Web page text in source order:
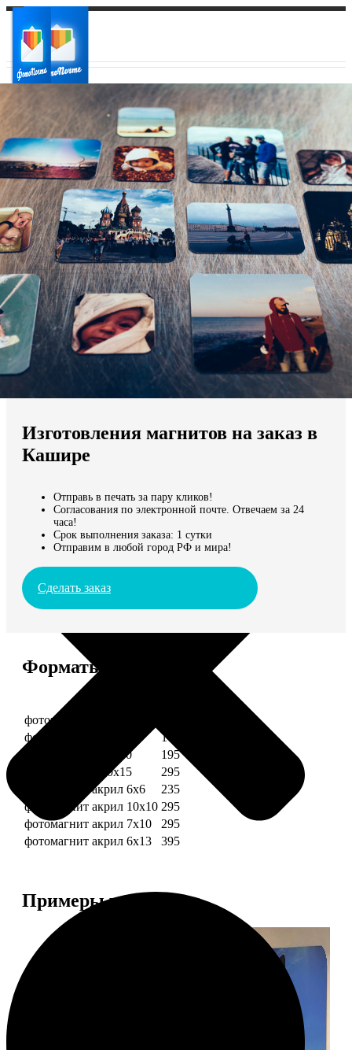
Ваш город:
Ваш регион доставки
Выберите из списка:
Мы доставляем по всему миру
Продолжить без города
Изготовления магнитов на заказ в
Кашире
Отправь в печать за пару кликов!
Согласования по электронной почте. Отвечаем за 24
часа!
Срок выполнения заказа: 1 сутки
Отправим в любой город РФ и мира!
Сделать заказ
Форматы и цены
Услуга
фотомагниты 6х6
фотомагнит 7х10
175
фотомагниты 10х10
195
фотомагниты 10х15
295
фотомагнит акрил 6х6
235
фотомагнит акрил 10х10 295
фотомагнит акрил 7х10
295
фотомагнит акрил 6х13
395
Примеры работ